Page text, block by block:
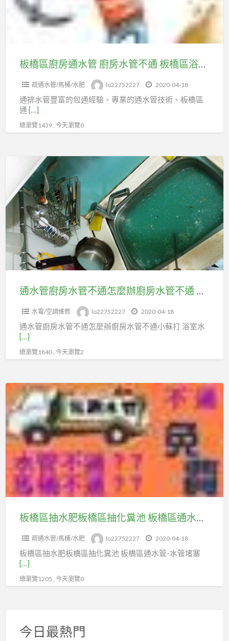
通
水
不
通
板橋區廚房通水管 廚房水管不通 板橋區浴室水管不通 通水管
疏通水管/馬桶/水肥 lo22752227 2020-04-18
通排水管豐富的包通經驗、專業的通水管技術、板橋區
通 […]
總瀏覽1439 , 今天瀏覽0
廚
水
管
通
不
通
浴
室
水
管
不
通水管廚房水管不通怎麼辦廚房水管不通 浴室水管不通
水電/空調維修 lo22752227 2020-04-18
通水管廚房水管不通怎麼辦廚房水管不通小蘇打 浴室水
[…]
總瀏覽1840 , 今天瀏覽2
板
橋
區
抽
水
肥
板
橋
區
板橋區抽水肥板橋區抽化糞池 板橋區通水管-水管堵塞-水管包通
疏通水管/馬桶/水肥 lo22752227 2020-04-18
板橋區抽水肥板橋區抽化糞池 板橋區通水管-水管堵塞
[…]
總瀏覽1205 , 今天瀏覽0
今日最熱門